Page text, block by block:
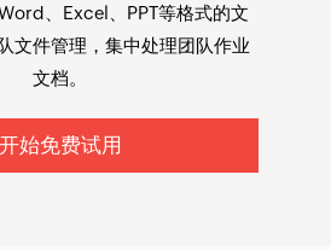
、Excel、PPT等格式的文
文件管理，集中处理团队作业
文档。
开始免费试用